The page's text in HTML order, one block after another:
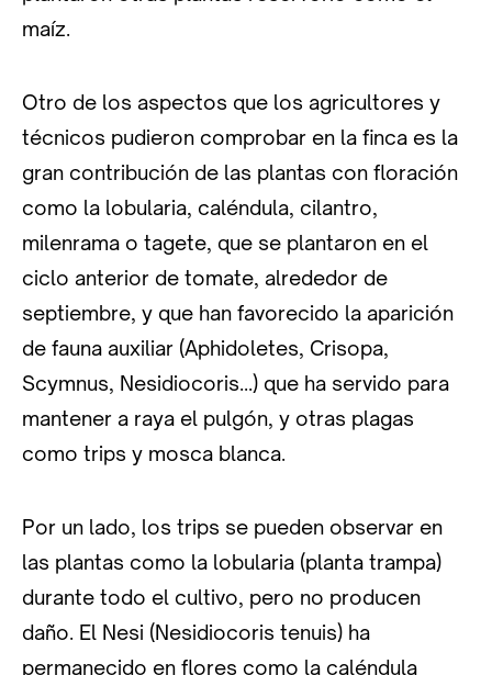
maíz.
Otro de los aspectos que los agricultores y
técnicos pudieron comprobar en la finca es la
gran contribución de las plantas con floración
como la lobularia, caléndula, cilantro,
milenrama o tagete, que se plantaron en el
ciclo anterior de tomate, alrededor de
septiembre, y que han favorecido la aparición
de fauna auxiliar (Aphidoletes, Crisopa,
Scymnus, Nesidiocoris...) que ha servido para
mantener a raya el pulgón, y otras plagas
como trips y mosca blanca.
Por un lado, los trips se pueden observar en
las plantas como la lobularia (planta trampa)
durante todo el cultivo, pero no producen
daño. El Nesi (Nesidiocoris tenuis) ha
permanecido en flores como la caléndula